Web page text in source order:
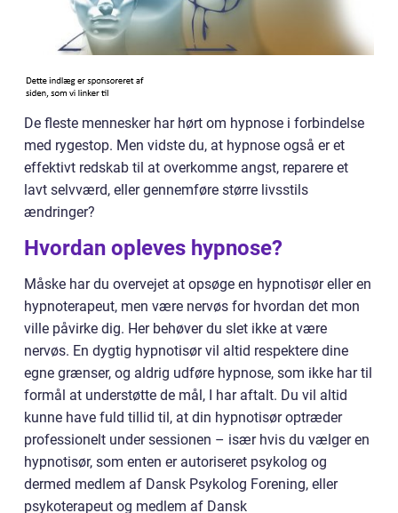
De fleste mennesker har hørt om hypnose i forbindelse
med rygestop. Men vidste du, at hypnose også er et
effektivt redskab til at overkomme angst, reparere et
lavt selvværd, eller gennemføre større livsstils
ændringer?
Hvordan opleves hypnose?
Måske har du overvejet at opsøge en hypnotisør eller en
hypnoterapeut, men være nervøs for hvordan det mon
ville påvirke dig. Her behøver du slet ikke at være
nervøs. En dygtig hypnotisør vil altid respektere dine
egne grænser, og aldrig udføre hypnose, som ikke har til
formål at understøtte de mål, I har aftalt. Du vil altid
kunne have fuld tillid til, at din hypnotisør optræder
professionelt under sessionen – især hvis du vælger en
hypnotisør, som enten er autoriseret psykolog og
dermed medlem af Dansk Psykolog Forening, eller
psykoterapeut og medlem af Dansk